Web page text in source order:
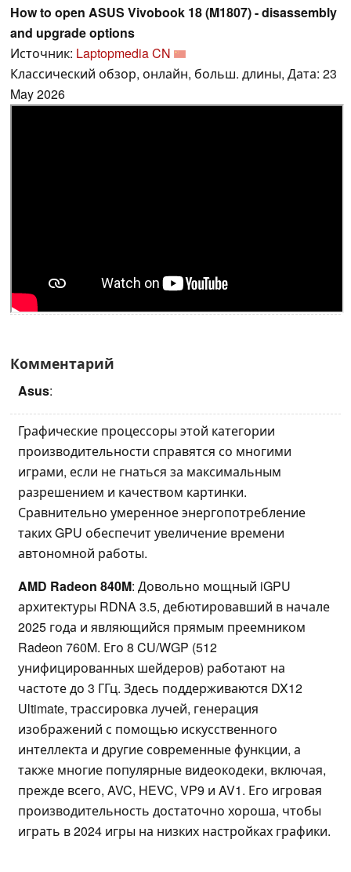
How to open ASUS Vivobook 18 (M1807) - disassembly
and upgrade options
Источник: Laptopmedia CN
Классический обзор, онлайн, больш. длины, Дата: 23
May 2026
Комментарий
Asus:
Графические процессоры этой категории
производительности справятся со многими
играми, если не гнаться за максимальным
разрешением и качеством картинки.
Сравнительно умеренное энергопотребление
таких GPU обеспечит увеличение времени
автономной работы.
AMD Radeon 840M: Довольно мощный iGPU
архитектуры RDNA 3.5, дебютировавший в начале
2025 года и являющийся прямым преемником
Radeon 760M. Его 8 CU/WGP (512
унифицированных шейдеров) работают на
частоте до 3 ГГц. Здесь поддерживаются DX12
Ultimate, трассировка лучей, генерация
изображений с помощью искусственного
интеллекта и другие современные функции, а
также многие популярные видеокодеки, включая,
прежде всего, AVC, HEVC, VP9 и AV1. Его игровая
производительность достаточно хороша, чтобы
играть в 2024 игры на низких настройках графики.